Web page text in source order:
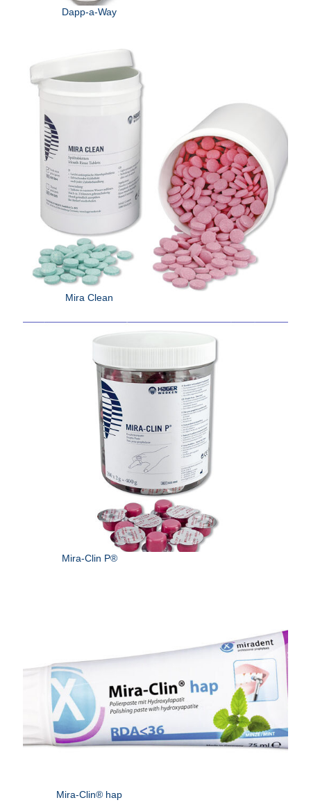
Dapp-a-Way
Mira Clean
Mira-Clin P®
Mira-Clin® hap